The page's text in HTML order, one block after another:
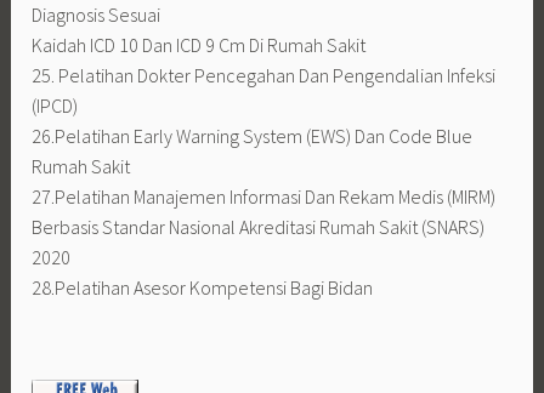
Diagnosis Sesuai
Kaidah ICD 10 Dan ICD 9 Cm Di Rumah Sakit
25. Pelatihan Dokter Pencegahan Dan Pengendalian Infeksi
(IPCD)
26.Pelatihan Early Warning System (EWS) Dan Code Blue
Rumah Sakit
27.Pelatihan Manajemen Informasi Dan Rekam Medis (MIRM)
Berbasis Standar Nasional Akreditasi Rumah Sakit (SNARS)
2020
28.Pelatihan Asesor Kompetensi Bagi Bidan